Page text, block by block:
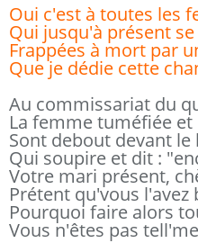
Oui c'est à toutes les
Qui jusqu'à présent
Frappées à mort par
Que je dédie cette
Au commissariat du
La femme tuméfiée et
Sont debout devant le
Qui soupire et dit :
Votre mari présent,
Prétent qu'vous l'avez
Pourquoi faire alors
Vous n'êtes pas